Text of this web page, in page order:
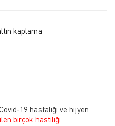
kaplama
19 hastalığı ve hijyen
birçok hastılığı